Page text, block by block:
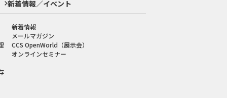
新着情報／イベント
新着情報
メールマガジン
CCS OpenWorld（展示会）
オンラインセミナー